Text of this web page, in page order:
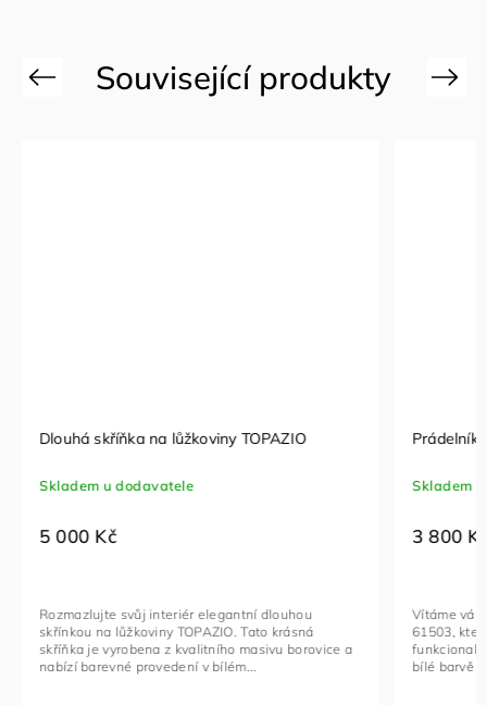
Previous
Dlouhá skříňka na lůžkoviny TOPAZIO
Skladem u dodavatele
5 000 Kč
Rozmazlujte svůj interiér elegantní dlouhou
skřínkou na lůžkoviny TOPAZIO. Tato krásná
skříňka je vyrobena z kvalitního masivu borovice a
nabízí barevné provedení v bílém...
Prádelník
Skladem
3 800
Vítáme vás
61503,
bílé barvě
Next